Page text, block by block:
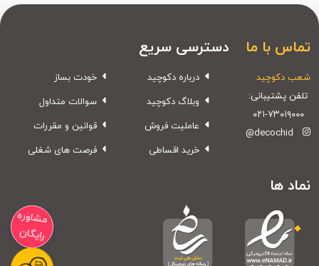
تماس با ما
شعب دکوچید
تلفن پشتیبانی:
۰۲۱-۷۳۰۱۹۰۰۰
@decochid
دسترسی سریع
درباره دکوچید
وبلاگ دکوچید
عاملیت فروش
خرید اقساطی
خودت بساز
سوالات متداول
قوانین و مقررات
فرصت های شغلی
نماد ها
مشاوره
رایگان